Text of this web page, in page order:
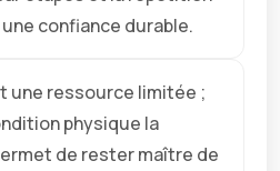
confiance durable.
une ressource limitée ;
physique la
de rester maître de